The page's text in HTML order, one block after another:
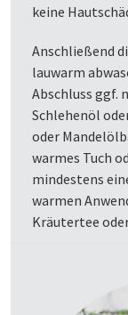
keine
Anschließend
lauwarm
Abschluss ggf.
Schlehenöl
oder
warmes Tuch
mindestens
warmen
Kräutertee